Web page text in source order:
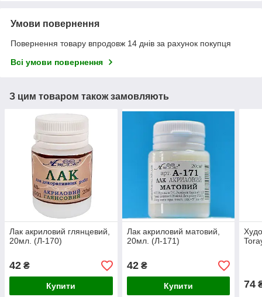
Умови повернення
Повернення товару впродовж 14 днів за рахунок покупця
Всі умови повернення
З цим товаром також замовляють
Лак акриловий глянцевий,
20мл. (Л-170)
42 ₴
Купити
Лак акриловий матовий,
20мл. (Л-171)
42₴
Купити 74